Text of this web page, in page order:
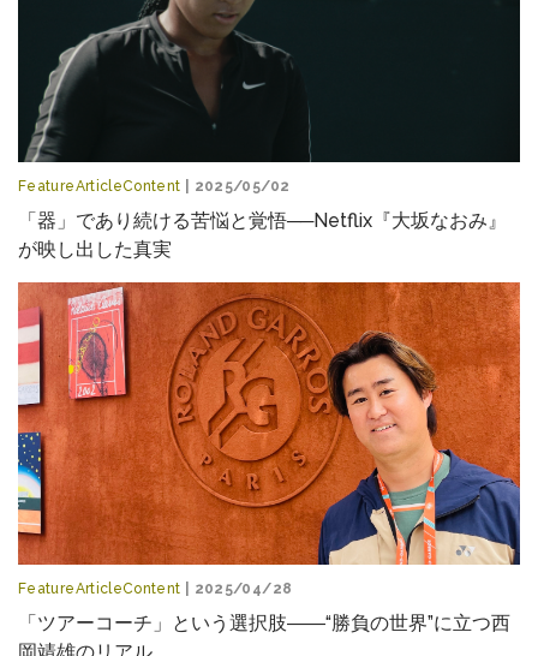
FeatureArticleContent | 2025/05/02
「器」であり続ける苦悩と覚悟──Netflix『大坂なおみ』
が映し出した真実
FeatureArticleContent | 2025/04/28
「ツアーコーチ」という選択肢――“勝負の世界”に立つ西
岡靖雄のリアル